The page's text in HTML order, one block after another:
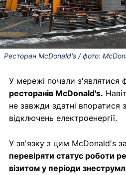
Ресторан McDonald's / фото:
У мережі почали з'являтися
ресторанів McDonald's.
не завжди здатні впоратися
відключень електроенергії.
У зв'язку з цим McDonald's
перевіряти статус роботи
візитом у періоди